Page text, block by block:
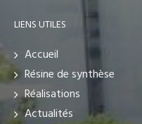
LIENS UTILES
Accueil
Résine de synthèse
Réalisations
Actualités